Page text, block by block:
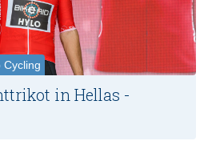
Cycling
in Hellas -